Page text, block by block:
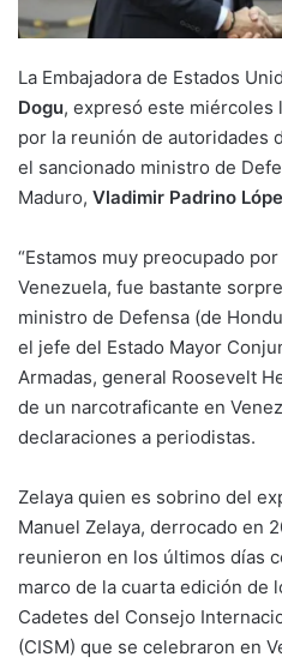
La Embajadora de Estados
Dogu, expresó este miércoles
por la reunión de autoridades
el sancionado ministro de
Maduro, Vladimir Padrino
“Estamos muy preocupado
Venezuela, fue bastante
ministro de Defensa (de
el jefe del Estado Mayor
Armadas, general Roosevelt
de un narcotraficante en
declaraciones a periodistas.
Zelaya quien es sobrino del
Manuel Zelaya, derrocado en
reunieron en los últimos días
marco de la cuarta edición de
Cadetes del Consejo
(CISM) que se celebraron en